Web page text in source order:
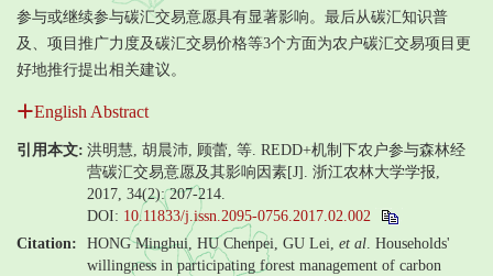
参与或继续参与碳汇交易意愿具有显著影响。最后从碳汇知识普
及、项目推广力度及碳汇交易价格等3个方面为农户碳汇交易项目更
好地推行提出相关建议。
English Abstract
引用本文: 洪明慧, 胡晨沛, 顾蕾, 等. REDD+机制下农户参与森林经
营碳汇交易意愿及其影响因素[J]. 浙江农林大学学报,
2017, 34(2): 207-214.
DOI: 10.11833/j.issn.2095-0756.2017.02.002
Citation:
HONG Minghui, HU Chenpei, GU Lei, et al . Households'
willingness in participating forest management of carbon